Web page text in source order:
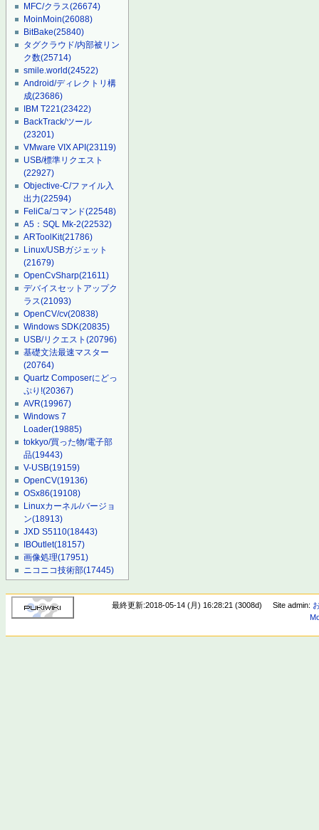
MFC/クラス(26674)
MoinMoin(26088)
BitBake(25840)
タグクラウド/内部被リン
ク数(25714)
smile.world(24522)
Android/ディレクトリ構
成(23686)
IBM T221(23422)
BackTrack/ツール
(23201)
VMware VIX API(23119)
USB/標準リクエスト
(22927)
Objective-C/ファイル入
出力(22594)
FeliCa/コマンド(22548)
A5：SQL Mk-2(22532)
ARToolKit(21786)
Linux/USBガジェット
(21679)
OpenCvSharp(21611)
デバイスセットアップク
ラス(21093)
OpenCV/cv(20838)
Windows SDK(20835)
USB/リクエスト(20796)
基礎文法最速マスター
(20764)
Quartz Composerにどっ
ぷり!(20367)
AVR(19967)
Windows 7
Loader(19885)
tokkyo/買った物/電子部
品(19443)
V-USB(19159)
OpenCV(19136)
OSx86(19108)
Linuxカーネル/バージョ
ン(18913)
JXD S5110(18443)
IBOutlet(18157)
画像処理(17951)
ニコニコ技術部(17445)
最終更新:2018-05-14 (月) 16:28:21 (3008d) Site admin: